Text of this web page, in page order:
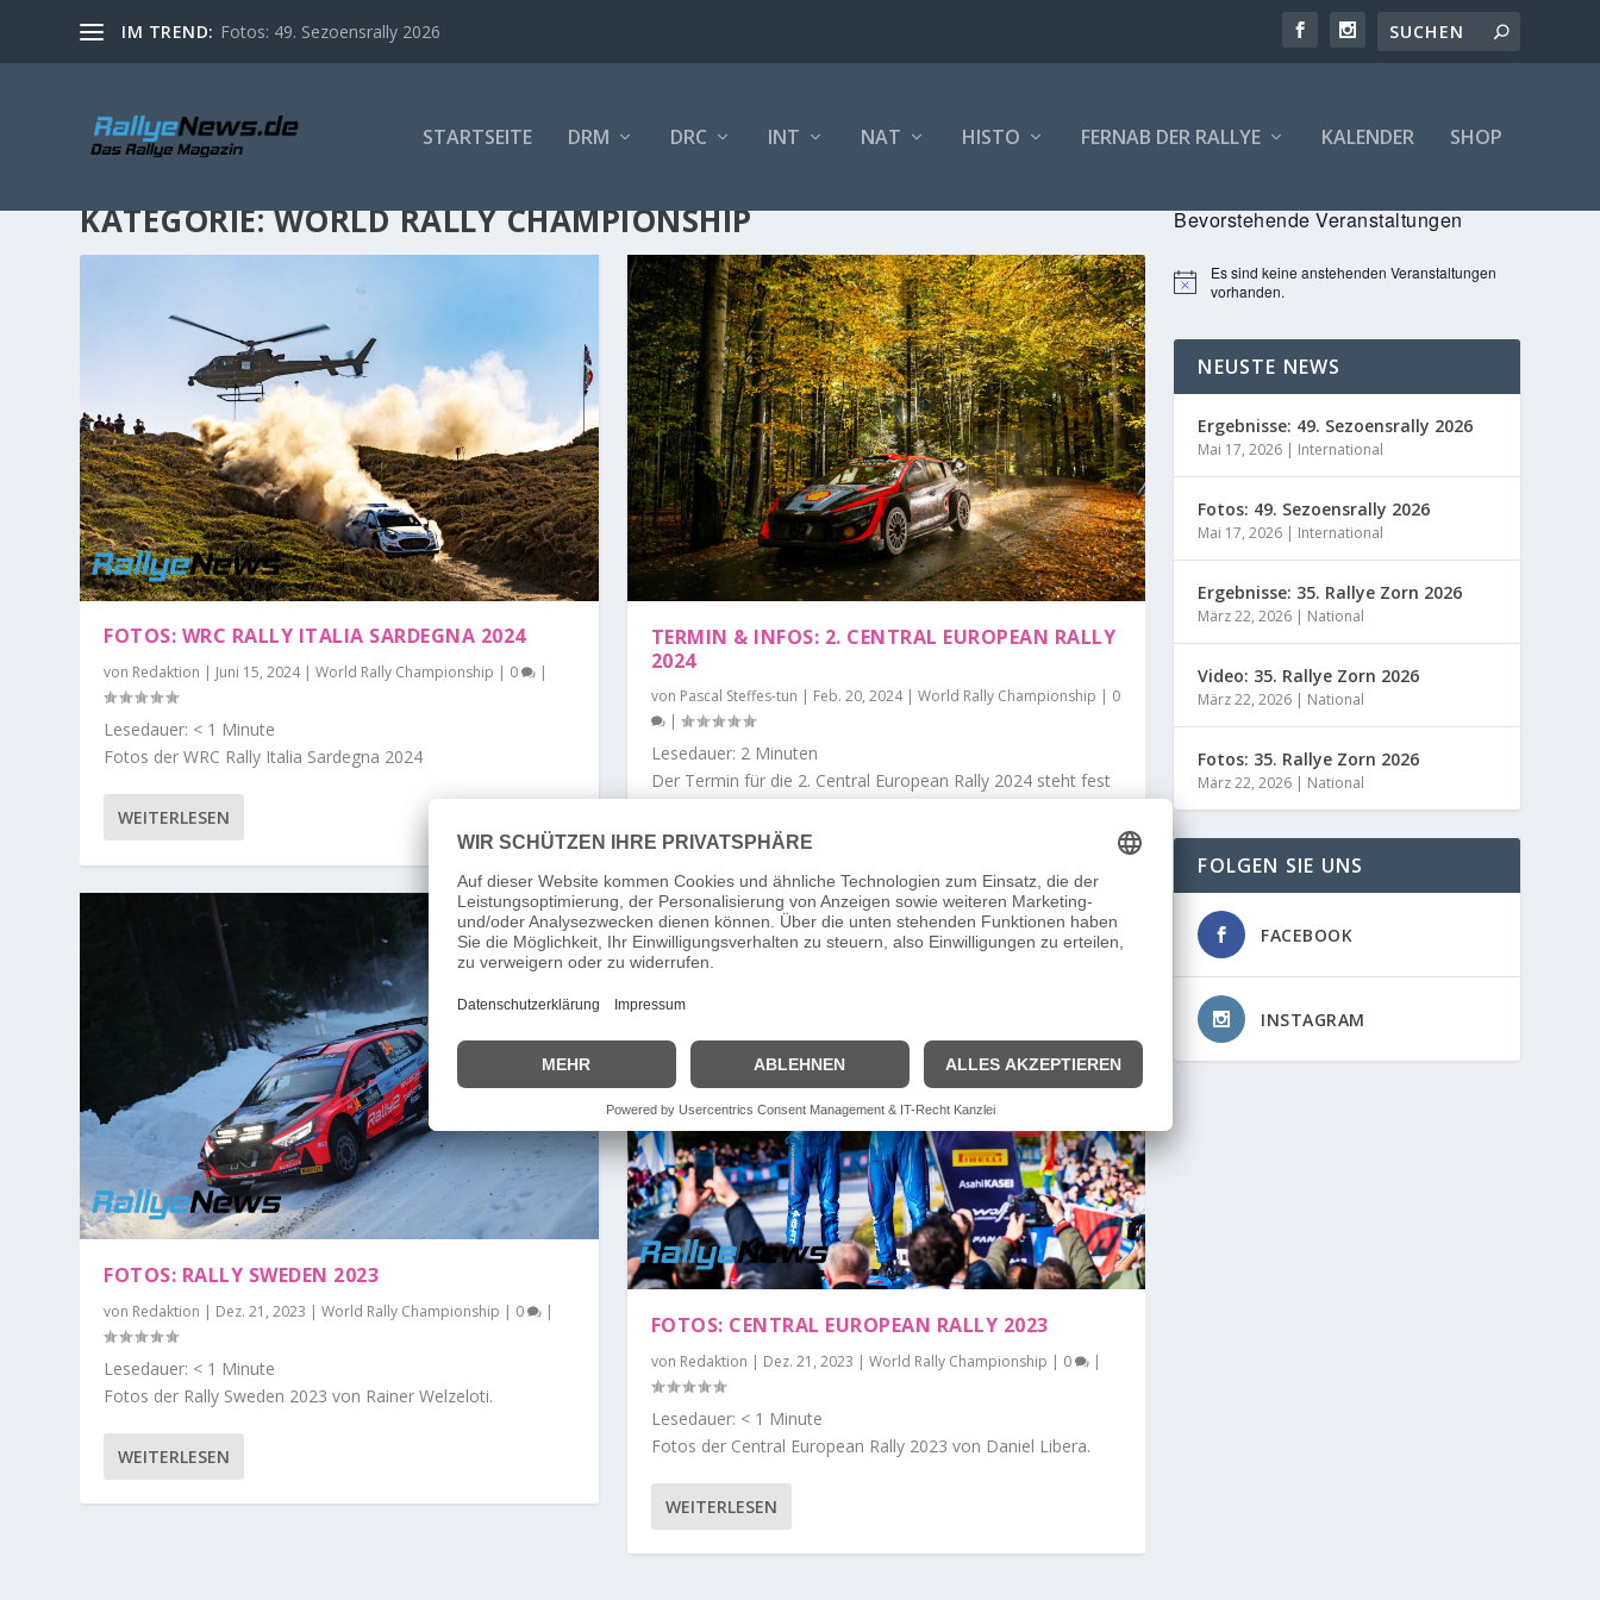
IM TREND: Fotos: 49. Sezoensrally 2026
STARTSEITE DRM DRC INT NAT HISTO FERNAB DER RALLYE KALENDER SHOP
KATEGORIE:WORLD RALLY CHAMPIONSHIP
FOTOS: WRC RALLY ITALIA SARDEGNA 2024
von Redaktion | Juni 15, 2024|World Rally Championship | 0 |
Lesedauer: < 1 Minute
Fotos der WRC Rally Italia Sardegna 2024
WEITERLESEN
FOTOS: RALLY SWEDEN 2023
von Redaktion | Dez. 21, 2023 |World Rally Championship | 0 |
Lesedauer: < 1 Minute
Fotos der Rally Sweden 2023 von Rainer Welzeloti.
WEITERLESEN
TERMIN & INFOS: 2. CENTRAL EUROPEAN RALLY
2024
von Pascal Steffes-tun | Feb. 20, 2024| World Rally Championship | 0
|
Lesedauer: 2 Minuten
Der Termin für die 2. Central European Rally 2024 steht fest
FOTOS: CENTRAL EUROPEAN RALLY 2023
von Redaktion | Dez. 21, 2023 | World Rally Championship | 0 |
Lesedauer: < 1 Minute
Fotos der Central European Rally 2023 von Daniel Libera.
WEITERLESEN
Bevorstehende Veranstaltungen
Hinweis
Es sind keine anstehenden Veranstaltungen
vorhanden.
NEUSTE NEWS
Ergebnisse: 49. Sezoensrally 2026
Mai 17, 2026 | International
Fotos: 49. Sezoensrally 2026
Mai 17, 2026 | International
Ergebnisse: 35. Rallye Zorn 2026
März 22, 2026 | National
Video: 35. Rallye Zorn 2026
März 22, 2026 | National
Fotos: 35. Rallye Zorn 2026
März 22, 2026 | National
FOLGEN SIE UNS
FACEBOOK
INSTAGRAM